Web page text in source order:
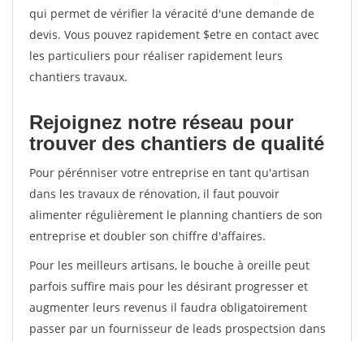
qui permet de vérifier la véracité d'une demande de
devis. Vous pouvez rapidement $etre en contact avec
les particuliers pour réaliser rapidement leurs
chantiers travaux.
Rejoignez notre réseau pour
trouver des chantiers de qualité
Pour pérénniser votre entreprise en tant qu'artisan
dans les travaux de rénovation, il faut pouvoir
alimenter régulièrement le planning chantiers de son
entreprise et doubler son chiffre d'affaires.
Pour les meilleurs artisans, le bouche à oreille peut
parfois suffire mais pour les désirant progresser et
augmenter leurs revenus il faudra obligatoirement
passer par un fournisseur de leads prospectsion dans